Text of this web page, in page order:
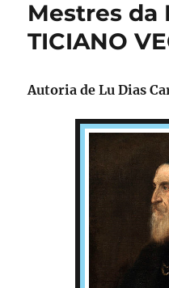
Mestres da
TICIANO
Autoria de Lu Dias